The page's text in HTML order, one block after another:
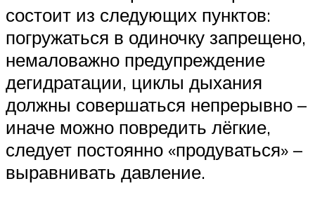
состоит из следующих пунктов:
погружаться в одиночку запрещено,
немаловажно предупреждение
дегидратации, циклы дыхания
должны совершаться непрерывно –
иначе можно повредить лёгкие,
следует постоянно «продуваться» –
выравнивать давление.